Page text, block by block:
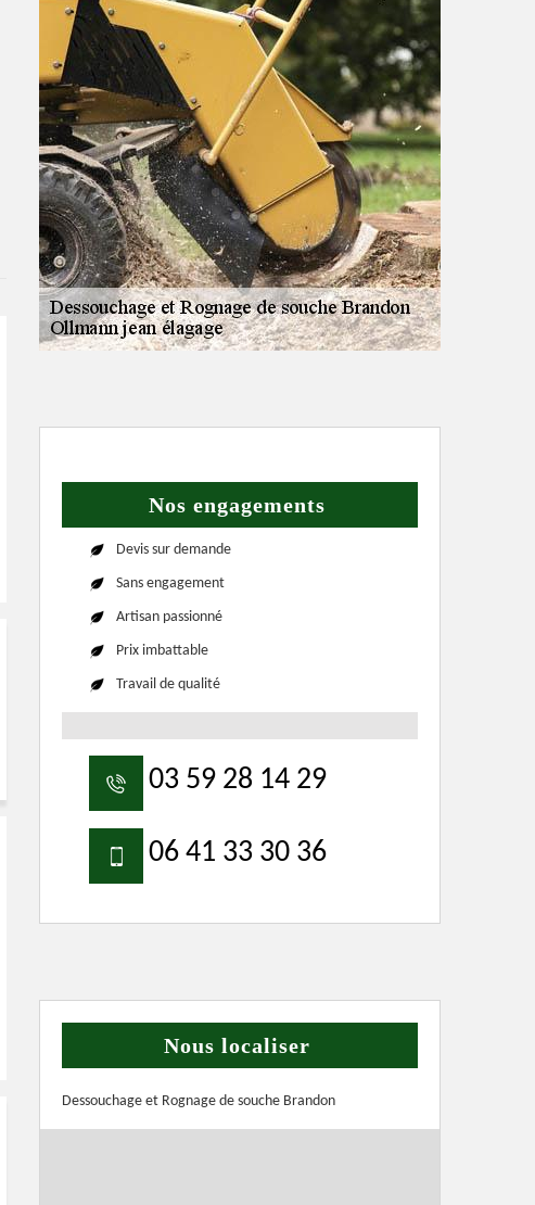
Nos engagements
Devis sur demande
Sans engagement
Artisan passionné
Prix imbattable
Travail de qualité
03 59 28 14 29
06 41 33 30 36
Nous localiser
Dessouchage et Rognage de souche Brandon